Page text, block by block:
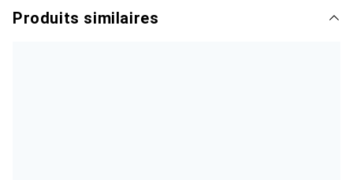
Produits similaires